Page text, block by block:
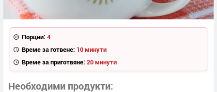
Порции: 4
Време за готвене: 10 минути
Време за приготвяне: 20 минути
Необходими продукти